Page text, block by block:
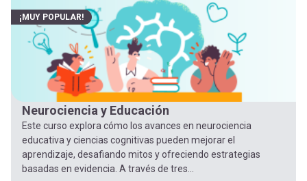
Neurociencia y Educación
¡MUY POPULAR!
Este curso explora cómo los avances en neurociencia
educativa y ciencias cognitivas pueden mejorar el
aprendizaje, desafiando mitos y ofreciendo estrategias
basadas en evidencia. A través de tres...